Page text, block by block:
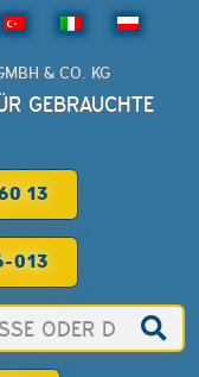
& CO. KG
GEBRAUCHTE
13
013